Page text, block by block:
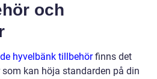
och
hyvelbänk tillbehörfinns det
kan höja standarden på din